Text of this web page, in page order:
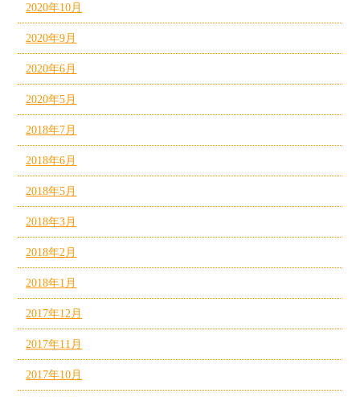
2020年10月
2020年9月
2020年6月
2020年5月
2018年7月
2018年6月
2018年5月
2018年3月
2018年2月
2018年1月
2017年12月
2017年11月
2017年10月